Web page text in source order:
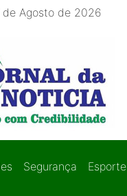
de Agosto de 2026
Segurança Esporte